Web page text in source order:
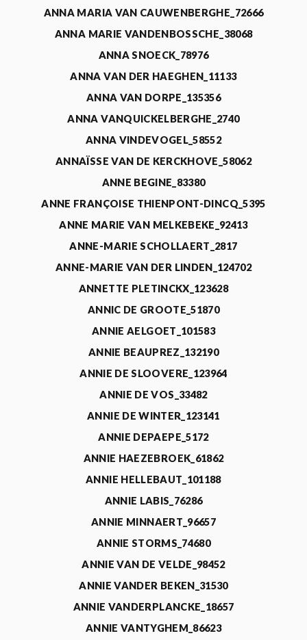
ANNA MARIA VAN CAUWENBERGHE_72666
ANNA MARIE VANDENBOSSCHE_38068
ANNA SNOECK_78976
ANNA VAN DER HAEGHEN_11133
ANNA VAN DORPE_135356
ANNA VANQUICKELBERGHE_2740
ANNA VINDEVOGEL_58552
ANNAÏSSE VAN DE KERCKHOVE_58062
ANNE BEGINE_83380
ANNE FRANÇOISE THIENPONT-DINCQ_5395
ANNE MARIE VAN MELKEBEKE_92413
ANNE-MARIE SCHOLLAERT_2817
ANNE-MARIE VAN DER LINDEN_124702
ANNETTE PLETINCKX_123628
ANNIC DE GROOTE_51870
ANNIE AELGOET_101583
ANNIE BEAUPREZ_132190
ANNIE DE SLOOVERE_123964
ANNIE DE VOS_33482
ANNIE DE WINTER_123141
ANNIE DEPAEPE_5172
ANNIE HAEZEBROEK_61862
ANNIE HELLEBAUT_101188
ANNIE LABIS_76286
ANNIE MINNAERT_96657
ANNIE STORMS_74680
ANNIE VAN DE VELDE_98452
ANNIE VANDER BEKEN_31530
ANNIE VANDERPLANCKE_18657
ANNIE VANTYGHEM_86623